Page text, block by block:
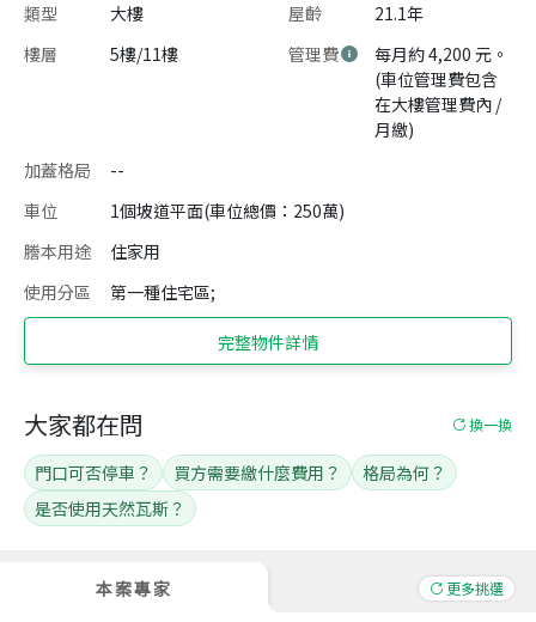
類型 大樓 屋齡
21.1年
樓層
5樓/11樓 管理費
每月約 4,200 元。
(車位管理費包含
在大樓管理費內 /
月繳)
加蓋格局
--
車位
1個坡道平面(車位總價：250萬)
謄本用途
住家用
使用分區
第一種住宅區;
完整物件詳情
本案專家 更多挑選
大家都在問 換一換
門口可否停車？ 買方需要繳什麼費用？
格局為何？
是否使用天然瓦斯？